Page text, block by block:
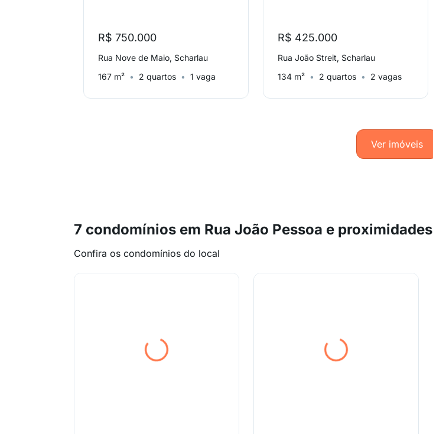
R$ 750.000
Rua Nove de Maio, Scharlau
167 m²
2 quartos 1 vaga
R$ 425.000
Rua João Streit, Scharlau
134 m²
2 quartos 2 vagas
Ver imóveis
7 condomínios em Rua João Pessoa e proximidades
Confira os condomínios do local